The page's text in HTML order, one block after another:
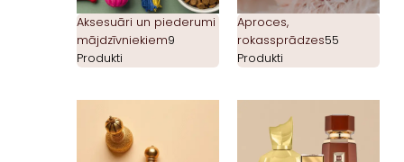
Aksesuāri un piederumi
mājdzīvniekiem9
Produkti
Aproces,
rokassprādzes55
Produkti